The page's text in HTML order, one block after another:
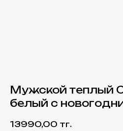
Мужской теплый
белый с
13990,00 тг.